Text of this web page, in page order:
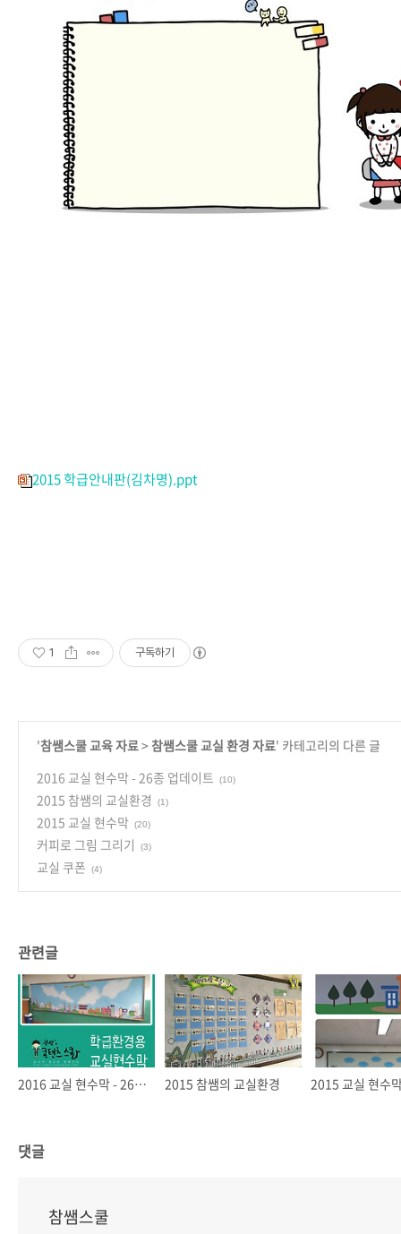
2015 학급안내판(김차명).ppt
1 구독하기
'참쌤스쿨 교육 자료> 참쌤스쿨 교실 환경 자료' 카테고리의 다른 글
2016 교실 현수막 - 26종 업데이트
(10)
2015 참쌤의 교실환경 (1)
2015 교실 현수막 (20)
커피로 그림 그리기 (3)
교실 쿠폰 (4)
관련글
2016 교실 현수막 - 26종 업데이트 2015 참쌤의 교실환경 2015 교실 현수
댓글
참쌤스쿨